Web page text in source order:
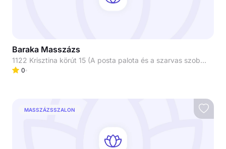
Baraka Masszázs
1122 Krisztina körút 15 (A posta palota és a szarvas szobor között a túloldalon)
0
MASSZÁZSSZALON